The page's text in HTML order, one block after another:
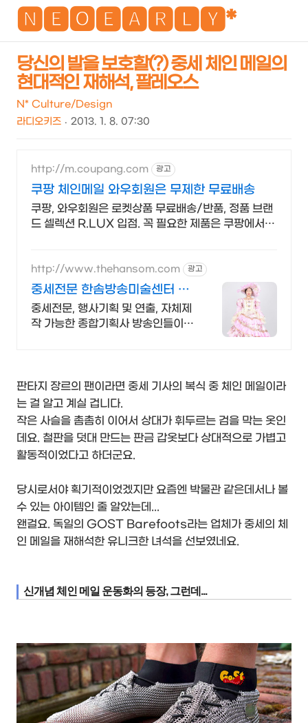
🅽🅴🅾🅴🅰🆁🅻🆈*
당신의 발을 보호할(?) 중세 체인 메일의
현대적인 재해석, 팔레오스
N* Culture/Design
라디오키즈
2013. 1. 8. 07:30
http://m.coupang.com 광고
쿠팡 체인메일 와우회원은 무제한 무료배송
쿠팡, 와우회원은 로켓상품 무료배송/반품, 정품 브랜
드 셀렉션 R.LUX 입점. 꼭 필요한 제품은 쿠팡에서
http://www.thehansom.com 광고
중세전문 한솜방송미술센터 당
일 배송 및 수령가능!
중세전문, 행사기획 및 연출, 자체제
작 가능한 종합기획사 방송인들이
판타지 장르의 팬이라면 중세 기사의 복식 중 체인 메일이라
는 걸 알고 계실 겁니다.
작은 사슬을 촘촘히 이어서 상대가 휘두르는 검을 막는 옷인
데요. 철판을 덧대 만드는 판금 갑옷보다 상대적으로 가볍고
활동적이었다고 하더군요.
당시로서야 획기적이었겠지만 요즘엔 박물관 같은데서나 볼
수 있는 아이템인 줄 알았는데...
왠걸요. 독일의 GOST Barefoots라는 업체가 중세의 체
인 메일을 재해석한 유니크한 녀석을 선보였네요.
신개념 체인 메일 운동화의 등장, 그런데...